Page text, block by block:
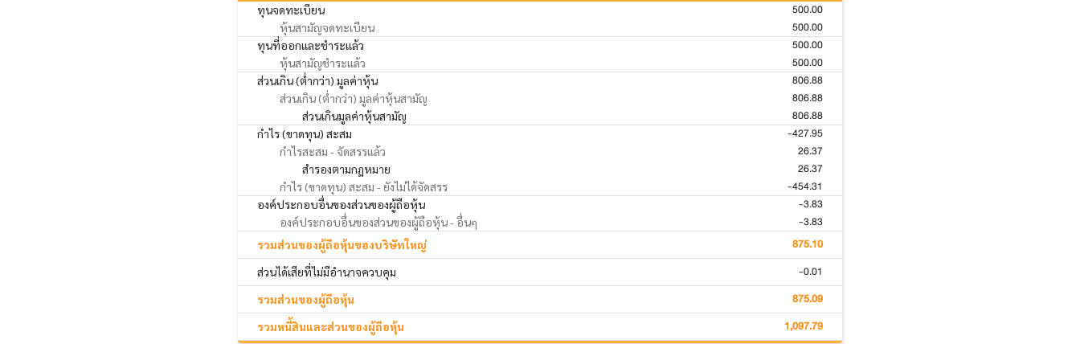
ทุนจดทะเบียน 500.00
หุ้นสามัญจดทะเบียน 500.00
ทุนที่ออกและชำระแล้ว 500.00
หุ้นสามัญชำระแล้ว 500.00
ส่วนเกิน (ต่ำกว่า) มูลค่าหุ้น 806.88
ส่วนเกิน (ต่ำกว่า) มูลค่าหุ้นสามัญ 806.88
ส่วนเกินมูลค่าหุ้นสามัญ 806.88
กำไร (ขาดทุน) สะสม -427.95
กำไรสะสม - จัดสรรแล้ว 26.37
สำรองตามกฎหมาย 26.37
กำไร (ขาดทุน) สะสม - ยังไม่ได้จัดสรร -454.31
องค์ประกอบอื่นของส่วนของผู้ถือหุ้น -3.83
องค์ประกอบอื่นของส่วนของผู้ถือหุ้น - อื่นๆ -3.83
รวมส่วนของผู้ถือหุ้นของบริษัทใหญ่ 875.10
ส่วนได้เสียที่ไม่มีอำนาจควบคุม -0.01
รวมส่วนของผู้ถือหุ้น 875.09
รวมหนี้สินและส่วนของผู้ถือหุ้น 1,097.79